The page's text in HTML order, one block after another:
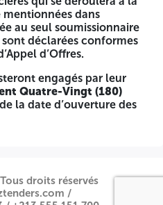
4514
BASE DE VIE, HASSI R’MEL
certifiés pour les
»
(49) joursà compter de la
le BAOSEM.
est égale à la durée
Quatre-Vingt (180) jours
4514
mentionnées dans
au seul soumissionnaire
déclarées conformes
d’Offres.
engagés par leur
Quatre-Vingt (180)
la date d’ouverture des
droits réservés
/